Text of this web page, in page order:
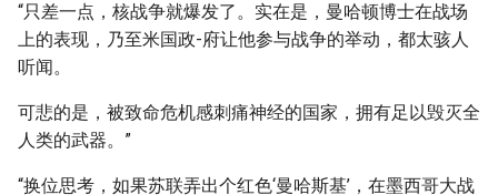
“只差一点，核战争就爆发了。实在是，曼哈顿博士在战场
上的表现，乃至米国政-府让他参与战争的举动，都太骇人
听闻。
可悲的是，被致命危机感刺痛神经的国家，拥有足以毁灭全
人类的武器。”
“换位思考，如果苏联弄出个红色‘曼哈斯基’，在墨西哥大战